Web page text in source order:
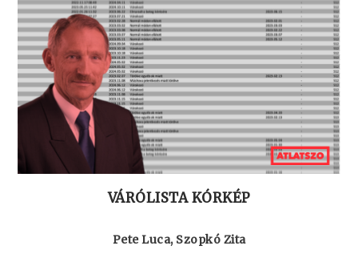
VÁRÓLISTA KÓRKÉP
Pete Luca, Szopkó Zita